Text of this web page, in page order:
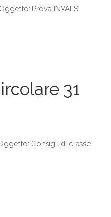
Prova INVALSI
31
Consigli di classe